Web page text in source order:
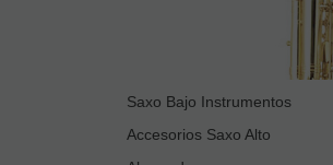
Saxo Bajo Instrumentos
Accesorios Saxo Alto